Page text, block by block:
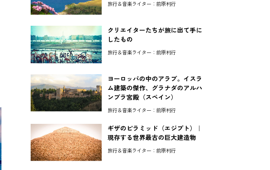
旅行＆音楽ライター：前原利行
クリエイターたちが旅に出て手に
したもの
旅行＆音楽ライター：前原利行
ヨーロッパの中のアラブ。イスラ
ム建築の傑作、グラナダのアルハ
ンブラ宮殿（スペイン）
旅行＆音楽ライター：前原利行
ギザのピラミッド（エジプト）｜
現存する世界最古の巨大建造物
旅行＆音楽ライター：前原利行